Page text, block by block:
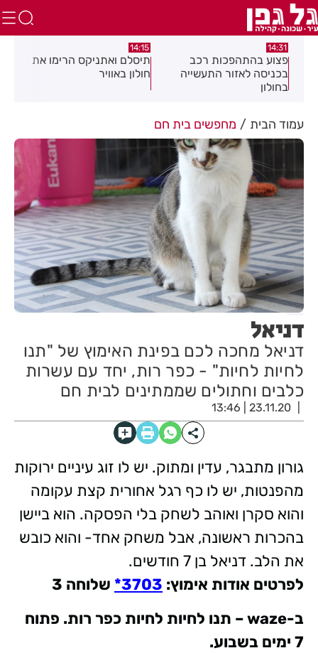
14:31
פצוע בהתהפכות רכב
בכניסה לאזור התעשייה
בחולון
14:15
תיסלם ואתניקס הרימו את
חולון באוויר
עמוד הבית מחפשים בית חם
דניאל
דניאל מחכה לכם בפינת האימוץ של "תנו
לחיות לחיות" - כפר רות, יחד עם עשרות
כלבים וחתולים שממתינים לבית חם
23.11.20 | 13:46
גורון מתבגר, עדין ומתוק. יש לו זוג עיניים ירוקות
מהפנטות, יש לו כף רגל אחורית קצת עקומה
והוא סקרן ואוהב לשחק בלי הפסקה. הוא ביישן
בהכרות ראשונה, אבל משחק אחד- והוא כובש
את הלב. דניאל בן 7 חודשים.
לפרטים אודות אימוץ:
3703* שלוחה 3
ב-waze –
תנו לחיות לחיות כפר רות. פתוח
7 ימים בשבוע
.